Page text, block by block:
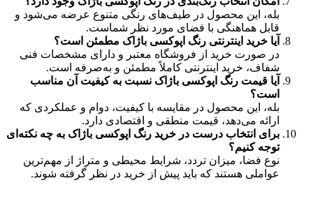
بله، این محصول در طیف‌های رنگی متنوع عرضه می‌شود و
قابل هماهنگی با فضای مورد نظر شماست.
آیا خرید اینترنتی رنگ اپوکسی باژاک مطمئن است؟
در صورت خرید از فروشگاه معتبر و دارای مشخصات فنی
شفاف، خرید اینترنتی کاملاً مطمئن و به‌صرفه است.
آیا قیمت رنگ اپوکسی باژاک نسبت به کیفیت آن مناسب
است؟
بله، این محصول در مقایسه با کیفیت، دوام و عملکردی که
ارائه می‌دهد، قیمت منطقی و اقتصادی دارد.
برای انتخاب درست در خرید رنگ اپوکسی باژاک به چه نکته‌ای
توجه کنیم؟
نوع فضا، میزان تردد، شرایط محیطی و متراژ از مهم‌ترین
عواملی هستند که باید پیش از خرید در نظر گرفته شوند.